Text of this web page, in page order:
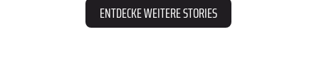
ENTDECKE WEITERE STORIES